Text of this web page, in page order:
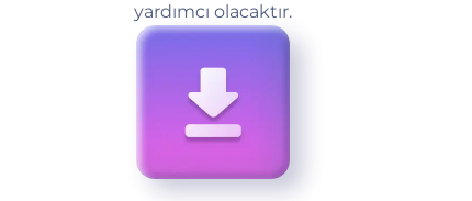
yardımcı olacaktır.